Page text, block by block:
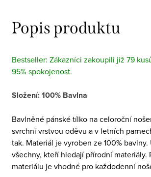
Popis produktu
Bestseller: Zákazníci zakoupili již 79
95% spokojenost.
Složení: 100% Bavlna
Bavlněné pánské tílko na celoroční
svrchní vrstvou oděvu a v letních
tak. Materiál je vyroben ze 100%
všechny, kteří hledají přírodní materiály.
materiálu je vhodné pro každodenní